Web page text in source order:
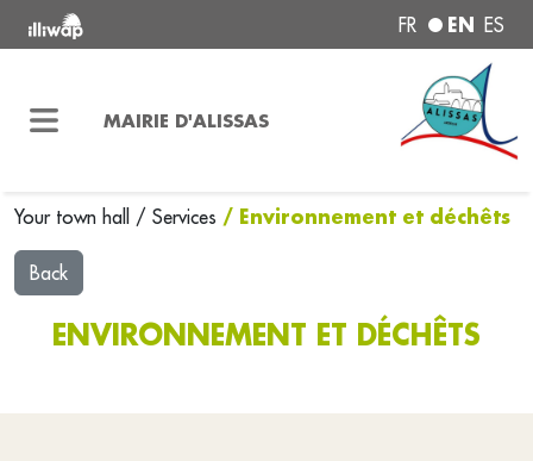
FR EN ES
MAIRIE D'ALISSAS
Your town hall / Services / Environnement et déchêts
Back
ENVIRONNEMENT ET DÉCHÊTS